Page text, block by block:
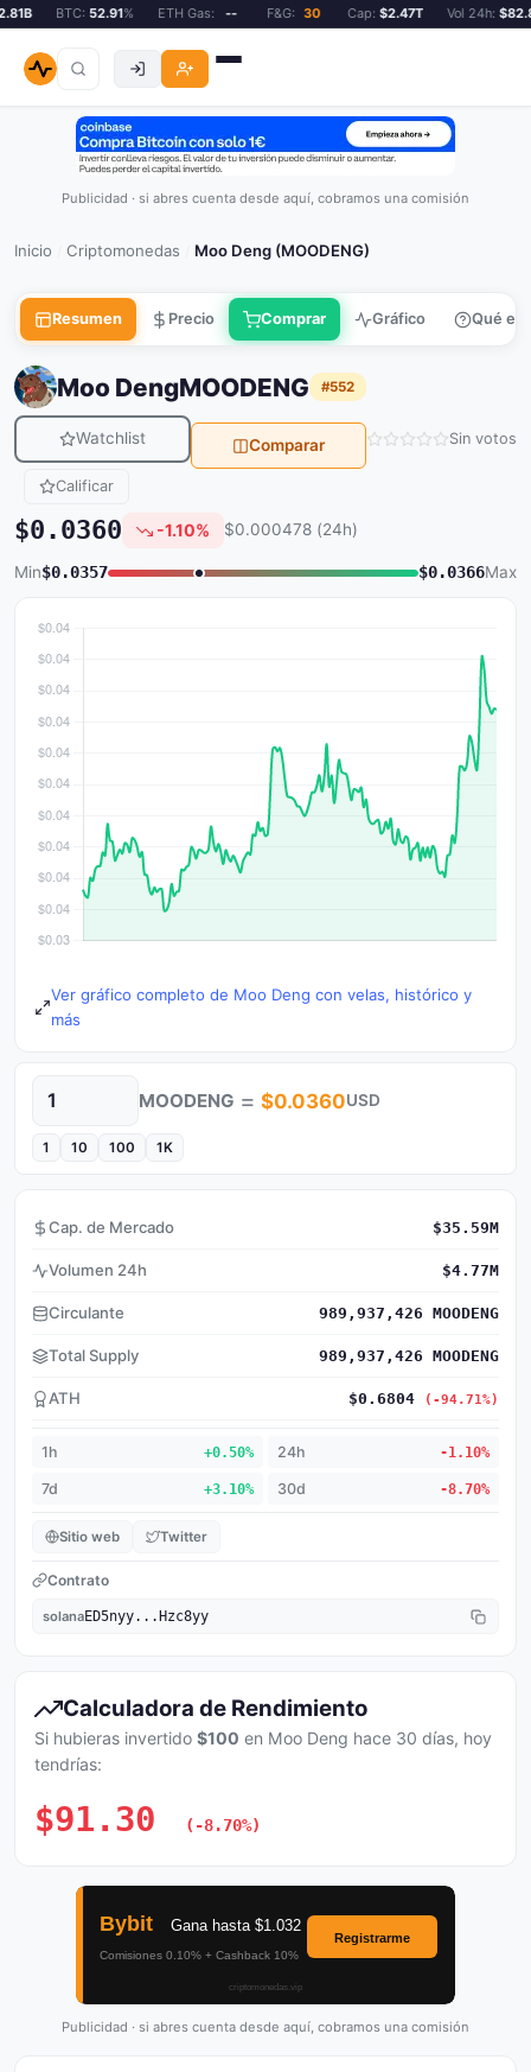
BTC:52.91% ETH Gas: -- F&G: 30 Cap:$2.47T Vol 24h:
Publicidad · si abres cuenta desde aquí, cobramos una comisión
Inicio Criptomonedas Moo Deng (MOODENG)
Resumen Precio Comprar Gráfico Qué es
Moo DengMOODENG #552
Watchlist Comparar Sin votos
Calificar
$0.0360 -1.10% $0.000478 (24h)
Min$0.0357 $0.0366Max
Ver gráfico completo de Moo Deng con velas, histórico y
más
Cantidad MOODENG = $0.0360USD
1 10 100 1K
Cap. de Mercado $35.59M
Volumen 24h $4.77M
Circulante 989,937,426 MOODENG
Total Supply 989,937,426 MOODENG
ATH $0.6804 (-94.71%)
1h +0.50% 24h -1.10%
7d +3.10% 30d -8.70%
Sitio web Twitter
Contrato
solanaED5nyy...Hzc8yy
Calculadora de Rendimiento
Si hubieras invertido $100 en Moo Deng hace 30 días, hoy
tendrías:
$91.30 (-8.70%)
Publicidad · si abres cuenta desde aquí, cobramos una comisión